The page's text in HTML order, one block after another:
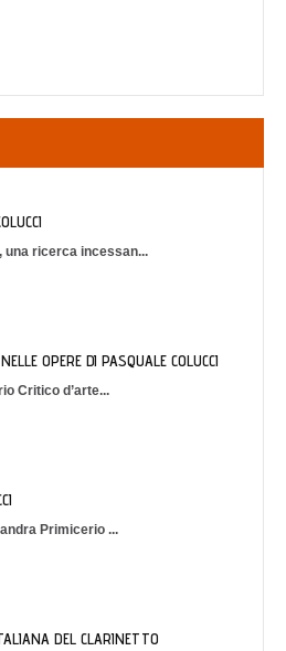
una ricerca incessan...
OPERE DI PASQUALE COLUCCI
Critico d’arte...
Primicerio ...
DEL CLARINETTO